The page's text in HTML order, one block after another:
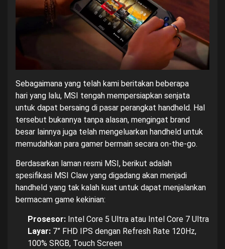
Sebagaimana yang telah kami beritakan beberapa
hari yang lalu, MSI tengah mempersiapkan senjata
untuk dapat bersaing di pasar perangkat handheld. Hal
tersebut bukannya tanpa alasan, mengingat brand
besar lainnya juga telah mengeluarkan handheld untuk
memudahkan para gamer bermain secara on-the-go.
Berdasarkan laman resmi MSI, berikut adalah
spesifikasi MSI Claw yang digadang akan menjadi
handheld yang tak kalah kuat untuk dapat menjalankan
bermacam game kekinian:
Prosesor: Intel Core 5 Ultra atau Intel Core 7 Ultra
Layar: 7” FHD IPS dengan Refresh Rate 120Hz,
100% SRGB, Touch Screen